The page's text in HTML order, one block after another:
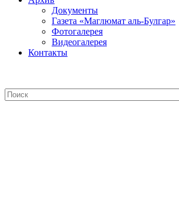
Документы
Газета «Маглюмат аль-Булгар»
Фотогалерея
Видеогалерея
Контакты